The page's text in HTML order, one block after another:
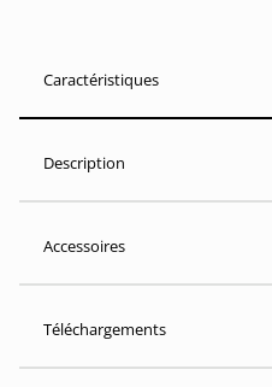
Caractéristiques
Description
Accessoires
Téléchargements